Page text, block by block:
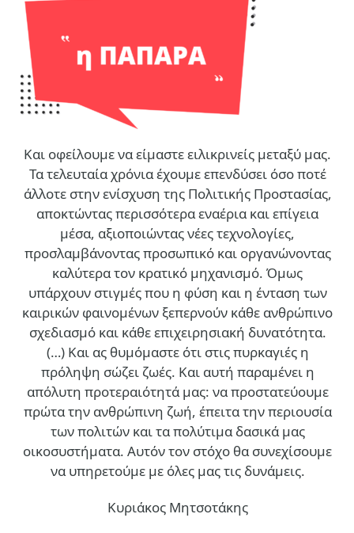
Και οφείλουμε να είμαστε ειλικρινείς μεταξύ μας.
Τα τελευταία χρόνια έχουμε επενδύσει όσο ποτέ
άλλοτε στην ενίσχυση της Πολιτικής Προστασίας,
αποκτώντας περισσότερα εναέρια και επίγεια
μέσα, αξιοποιώντας νέες τεχνολογίες,
προσλαμβάνοντας προσωπικό και οργανώνοντας
καλύτερα τον κρατικό μηχανισμό. Όμως
υπάρχουν στιγμές που η φύση και η ένταση των
καιρικών φαινομένων ξεπερνούν κάθε ανθρώπινο
σχεδιασμό και κάθε επιχειρησιακή δυνατότητα.
(…) Και ας θυμόμαστε ότι στις πυρκαγιές η
πρόληψη σώζει ζωές. Και αυτή παραμένει η
απόλυτη προτεραιότητά μας: να προστατεύουμε
πρώτα την ανθρώπινη ζωή, έπειτα την περιουσία
των πολιτών και τα πολύτιμα δασικά μας
οικοσυστήματα. Αυτόν τον στόχο θα συνεχίσουμε
να υπηρετούμε με όλες μας τις δυνάμεις.
Κυριάκος Μητσοτάκης